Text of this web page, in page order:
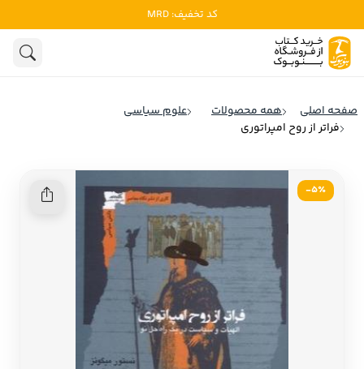
کد تخفیف: MRD
ادبیات
روانشناسی
تاریخ و سیاست
کودک و نوجوان
ادبیات فرانسه
ادبیات ایتالیا
ادبیات روسیه
ادبیات آمریکای لاتین
ادبیات آلمان
ادبیات ترکیه
ادبیات آسیا
صفحه اصلی همه محصولات
علوم سیاسی
فراتر از روح امپراتوری
5٪-